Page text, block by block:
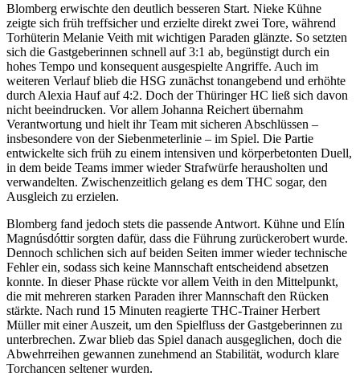
Blomberg erwischte den deutlich besseren Start. Nieke Kühne
zeigte sich früh treffsicher und erzielte direkt zwei Tore, während
Torhüterin Melanie Veith mit wichtigen Paraden glänzte. So setzten
sich die Gastgeberinnen schnell auf 3:1 ab, begünstigt durch ein
hohes Tempo und konsequent ausgespielte Angriffe. Auch im
weiteren Verlauf blieb die HSG zunächst tonangebend und erhöhte
durch Alexia Hauf auf 4:2. Doch der Thüringer HC ließ sich davon
nicht beeindrucken. Vor allem Johanna Reichert übernahm
Verantwortung und hielt ihr Team mit sicheren Abschlüssen –
insbesondere von der Siebenmeterlinie – im Spiel. Die Partie
entwickelte sich früh zu einem intensiven und körperbetonten Duell,
in dem beide Teams immer wieder Strafwürfe herausholten und
verwandelten. Zwischenzeitlich gelang es dem THC sogar, den
Ausgleich zu erzielen.
Blomberg fand jedoch stets die passende Antwort. Kühne und Elín
Magnúsdóttir sorgten dafür, dass die Führung zurückerobert wurde.
Dennoch schlichen sich auf beiden Seiten immer wieder technische
Fehler ein, sodass sich keine Mannschaft entscheidend absetzen
konnte. In dieser Phase rückte vor allem Veith in den Mittelpunkt,
die mit mehreren starken Paraden ihrer Mannschaft den Rücken
stärkte. Nach rund 15 Minuten reagierte THC-Trainer Herbert
Müller mit einer Auszeit, um den Spielfluss der Gastgeberinnen zu
unterbrechen. Zwar blieb das Spiel danach ausgeglichen, doch die
Abwehrreihen gewannen zunehmend an Stabilität, wodurch klare
Torchancen seltener wurden.